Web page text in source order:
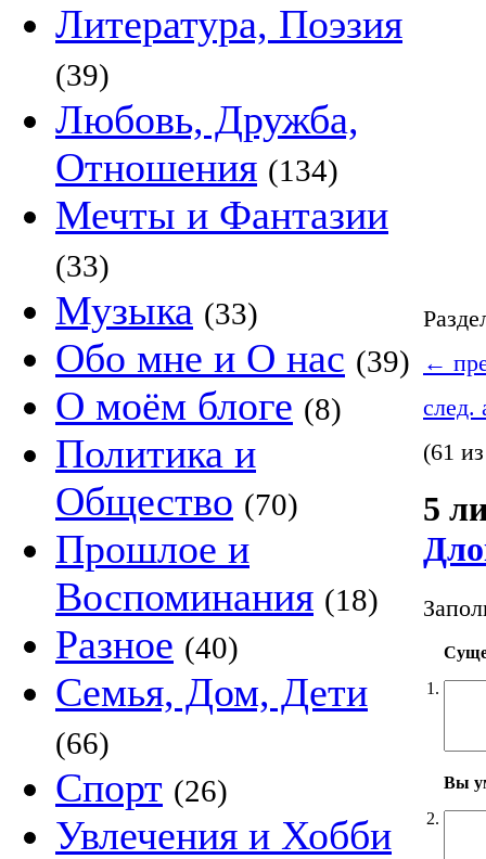
Литература, Поэзия
(39)
Любовь, Дружба,
Отношения (134)
Мечты и Фантазии
(33)
Музыка (33)
Обо мне и О нас (39)
О моём блоге (8)
Политика и
Общество (70)
Прошлое и
Воспоминания (18)
Разное (40)
Семья, Дом, Дети
(66)
Спорт (26)
Увлечения и Хобби
←
след.
(61
5
1.
2.
Вы